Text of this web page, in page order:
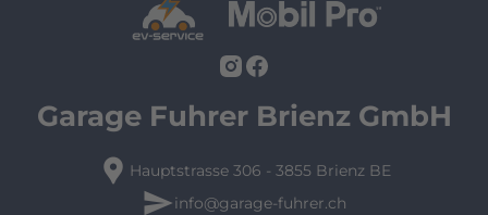
Garage Fuhrer Brienz GmbH
location_pin Hauptstrasse 306 - 3855 Brienz BE
sendinfo@garage-fuhrer.ch